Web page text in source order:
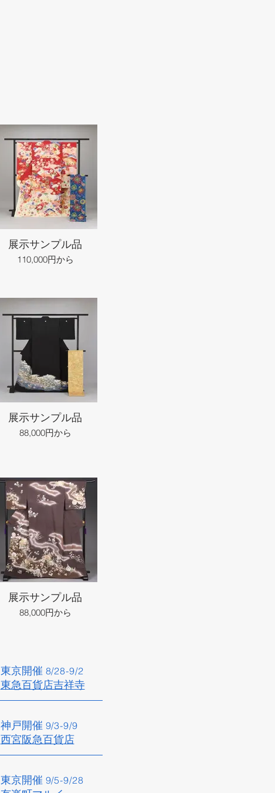
展示サンプル品
110,000円から
展示サンプル品
88,000円から
展示サンプル品
88,000円から
東京開催​ 8/28-9/2
東急百貨店吉祥寺​
神戸開催​ 9/3-9/9
西宮阪急百貨店
東京開催 9/5-9/28